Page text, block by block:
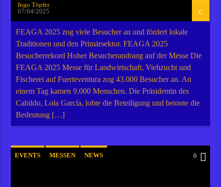
Ingo Töpfer
07/04/2025
FEAGA 2025 zog viele Besucher an und fördert lokale
Traditionen und den Primärsektor. FEAGA 2025
Besucherrekord Hoher Besucherandrang auf der Messe Die
FEAGA 2025 Messe für Landwirtschaft, Viehzucht und
Fischerei auf Fuerteventura zog 43.000 Besucher an. An
einem Tag kamen 9.000 Menschen. Die Präsidentin des
Cabildo, Lola García, lobte die Beteiligung und betonte die
Bedeutung […]
EVENTS MESSEN NEWS 0